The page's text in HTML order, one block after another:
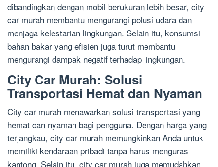
dibandingkan dengan mobil berukuran lebih besar, city
car murah membantu mengurangi polusi udara dan
menjaga kelestarian lingkungan. Selain itu, konsumsi
bahan bakar yang efisien juga turut membantu
mengurangi dampak negatif terhadap lingkungan.
City Car Murah: Solusi
Transportasi Hemat dan Nyaman
City car murah menawarkan solusi transportasi yang
hemat dan nyaman bagi pengguna. Dengan harga yang
terjangkau, city car murah memungkinkan Anda untuk
memiliki kendaraan pribadi tanpa harus menguras
kantong. Selain itu, city car murah juga memudahkan